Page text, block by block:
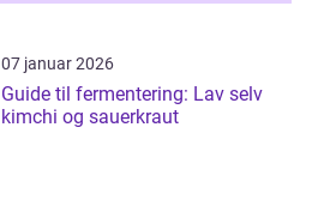
07 januar 2026
Guide til fermentering: Lav selv
kimchi og sauerkraut